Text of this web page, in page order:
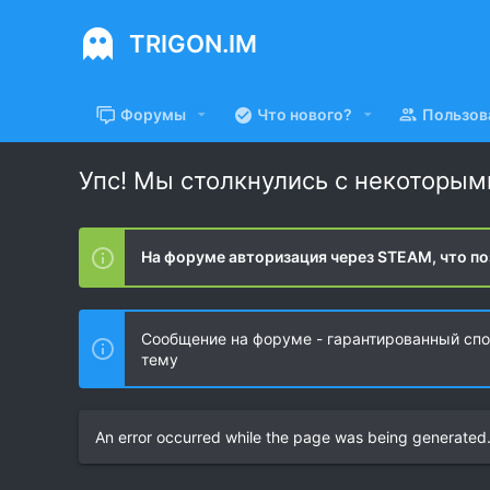
TRIGON.IM
Форумы Что нового?
Упс! Мы столкнулись с
На форуме авторизация через STEAM, что
Сообщение на форуме - гарантированный
тему
An error occurred while the page was being